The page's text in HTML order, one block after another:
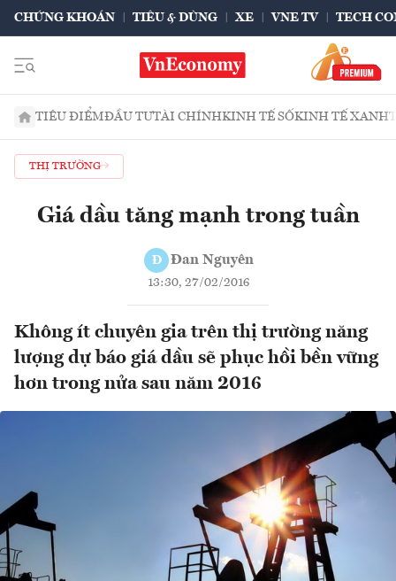
CHỨNG KHOÁN TIÊU & DÙNG XE VNE TV TECH
TIÊU ĐIỂMĐẦU TƯTÀI CHÍNHKINH TẾ SỐKINH TẾ XANH
THỊ TRƯỜNG
Giá dầu tăng mạnh trong tuần
Đ Đan Nguyên
13:30, 27/02/2016
Không ít chuyên gia trên thị trường năng
lượng dự báo giá dầu sẽ phục hồi bền vững
hơn trong nửa sau năm 2016